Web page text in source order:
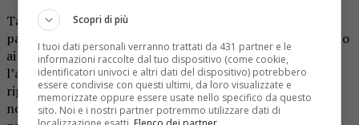
Tante le iniziative previste, ad iniziare dalla pista di
pattinaggio, sistemata in piazza Battistero. “Piace non solo
ai più piccoli, ma anche ai ragazzi più grandi – prosegue
l’assessore Greggio -. E’ diventata una tradizione che
riproponiamo perché è molto richiesta. Sabato 25
novembre alle ore 19.00 ci sarà l’inaugurazione con la
Scopri di più
I tuoi dati personali verranno trattati da 431 partner e le
informazioni raccolte dal tuo dispositivo (come cookie,
identificatori univoci e altri dati del dispositivo) potrebbero
essere condivise con questi ultimi, da loro visualizzate e
memorizzate oppure essere usate nello specifico da questo
sito. Noi e i nostri partner potremmo utilizzare dati di